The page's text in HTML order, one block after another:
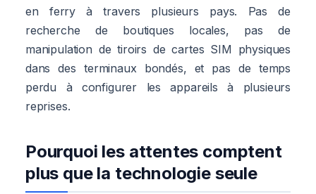
en ferry à travers plusieurs pays. Pas de
recherche de boutiques locales, pas de
manipulation de tiroirs de cartes SIM physiques
dans des terminaux bondés, et pas de temps
perdu à configurer les appareils à plusieurs
reprises.
Pourquoi les attentes comptent
plus que la technologie seule